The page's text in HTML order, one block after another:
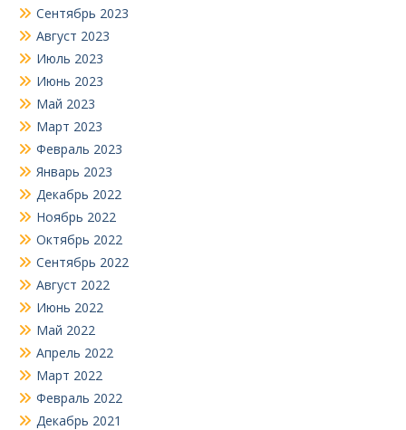
Сентябрь 2023
Август 2023
Июль 2023
Июнь 2023
Май 2023
Март 2023
Февраль 2023
Январь 2023
Декабрь 2022
Ноябрь 2022
Октябрь 2022
Сентябрь 2022
Август 2022
Июнь 2022
Май 2022
Апрель 2022
Март 2022
Февраль 2022
Декабрь 2021